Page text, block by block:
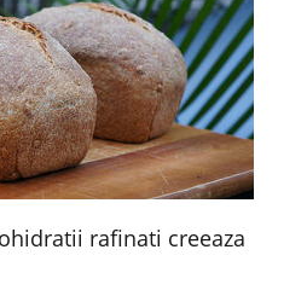
rafinati creeaza